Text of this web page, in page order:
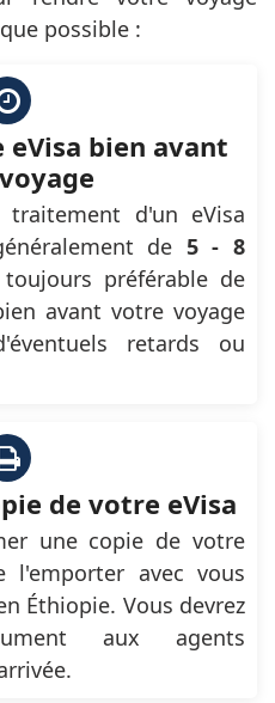
possible :
eVisa bien avant
d'un eVisa
de 5 - 8
préférable de
avant votre voyage
retards ou
de votre eVisa
une copie de votre
l'emporter avec vous
Éthiopie. Vous devrez
aux agents